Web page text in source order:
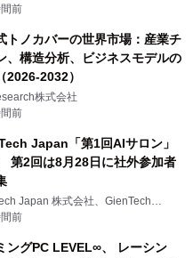
前
トノカバーの世界市場：産業チ
、構造分析、ビジネスモデルの
2026-2032）
株式会社
前
Japan「第1回AIサロン」
2回は8月28日に社外参加者
Japan 株式会社、GienTech
Japan 株式会社
前
ングPC LEVEL∞、 レーシン